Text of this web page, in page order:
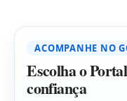
ACOMPANHE NO
Escolha o
confiança